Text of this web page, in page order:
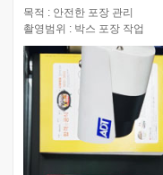
목적 : 안전한 포장 관리
촬영범위 : 박스 포장 작업